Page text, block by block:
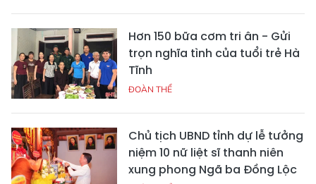
Hơn 150 bữa cơm tri ân - Gửi
trọn nghĩa tình của tuổi trẻ Hà
Tĩnh
ĐOÀN THỂ
Chủ tịch UBND tỉnh dự lễ tưởng
niệm 10 nữ liệt sĩ thanh niên
xung phong Ngã ba Đồng Lộc